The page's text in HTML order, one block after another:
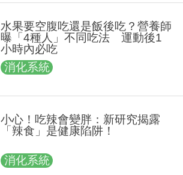
水果要空腹吃還是飯後吃？營養師
曝「4種人」不同吃法 運動後1
小時內必吃
消化系統
小心！吃辣會變胖：新研究揭露
「辣食」是健康陷阱！
消化系統